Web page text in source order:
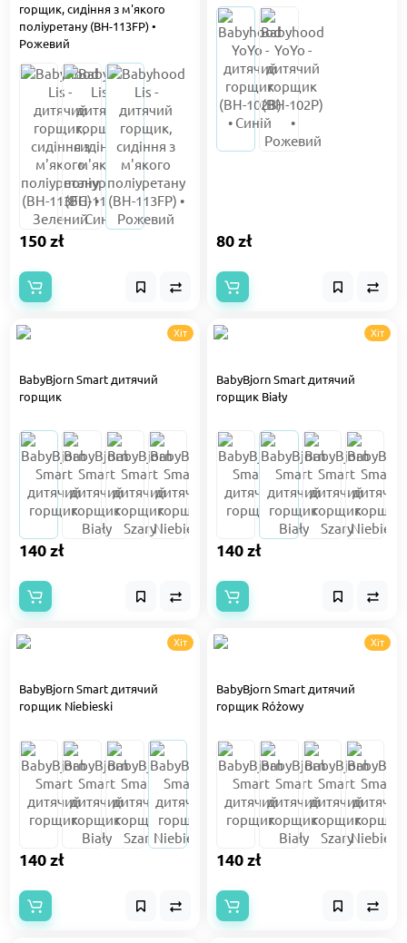
горщик, сидіння з м'якого
поліуретану (BH-113FP) •
Рожевий
150 zł 80 zł
Хіт
BabyBjorn Smart дитячий
горщик
140 zł
Хіт
BabyBjorn Smart дитячий
горщик Biały
140 zł
Хіт
BabyBjorn Smart дитячий
горщик Niebieski
140 zł
Хіт
BabyBjorn Smart дитячий
горщик Różowy
140 zł